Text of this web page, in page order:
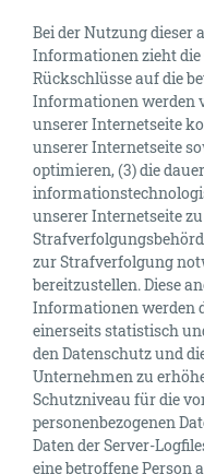
Bei der Nutzung dieser
Informationen zieht die
Rückschlüsse auf die
Informationen werden
unserer Internetseite
unserer Internetseite
optimieren, (3) die
unserer Internetseite
zur Strafverfolgung
bereitzustellen. Diese
Informationen werden
einerseits statistisch
den Datenschutz und
Unternehmen zu
Schutzniveau für die
personenbezogenen
Daten der Server-
eine betroffene Person